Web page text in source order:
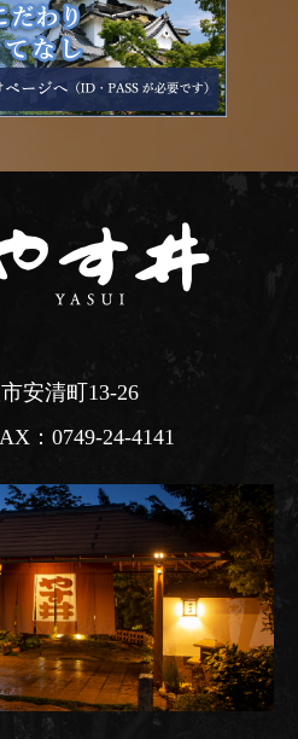
安清町13-26
：0749-24-4141